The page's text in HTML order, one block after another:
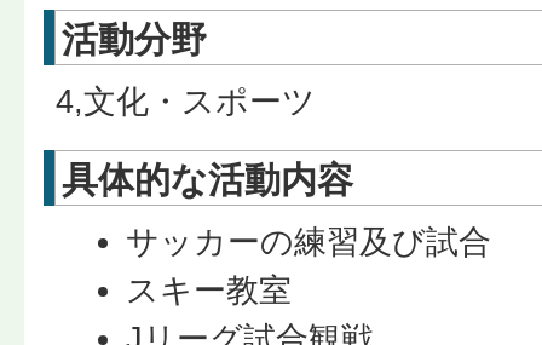
活動分野
4,文化・スポーツ
具体的な活動内容
サッカーの練習及び試合
スキー教室